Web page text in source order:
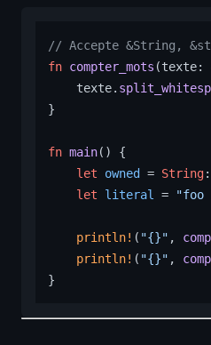
// Accepte &String,
fn compter_mots (texte:
    texte.
}
fn main() {
let
owned = String
let
literal = "foo
println! ( "{}" ,
println! ( "{}" ,